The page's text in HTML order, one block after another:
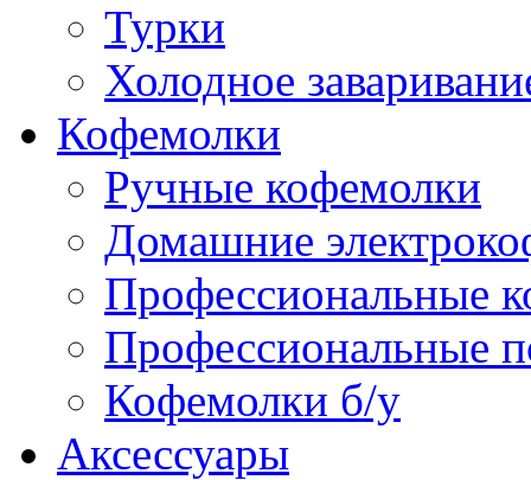
Турки
Холодное
Кофемолки
Ручные кофемолки
Домашние
Профессиональные
Профессиональные
Кофемолки б/у
Аксессуары